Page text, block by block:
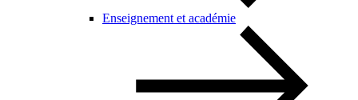
Enseignement et académie